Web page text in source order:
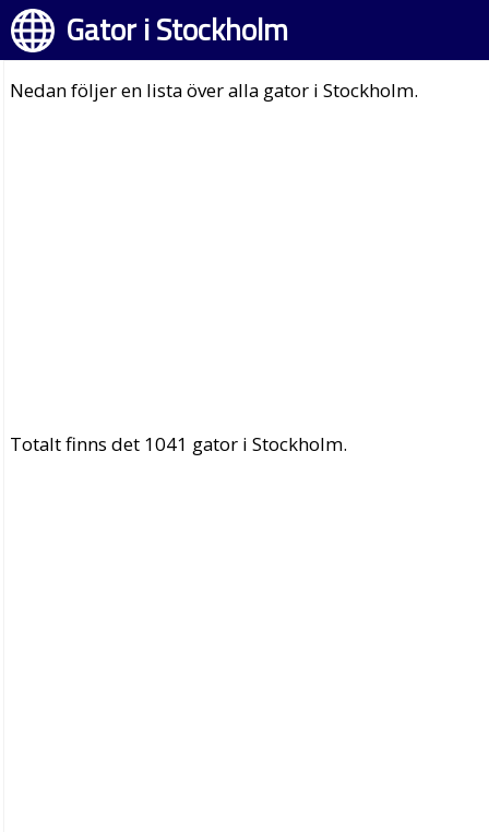
Gator i Stockholm
Nedan följer en lista över alla gator i Stockholm.
Totalt finns det 1041 gator i Stockholm.